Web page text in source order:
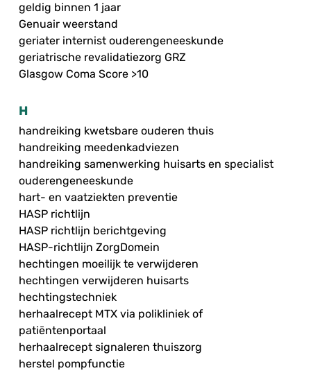
geldig binnen 1 jaar
Genuair weerstand
geriater internist ouderengeneeskunde
geriatrische revalidatiezorg GRZ
Glasgow Coma Score >10
H
handreiking kwetsbare ouderen thuis
handreiking meedenkadviezen
handreiking samenwerking huisarts en specialist
ouderengeneeskunde
hart- en vaatziekten preventie
HASP richtlijn
HASP richtlijn berichtgeving
HASP-richtlijn ZorgDomein
hechtingen moeilijk te verwijderen
hechtingen verwijderen huisarts
hechtingstechniek
herhaalrecept MTX via polikliniek of
patiëntenportaal
herhaalrecept signaleren thuiszorg
herstel pompfunctie